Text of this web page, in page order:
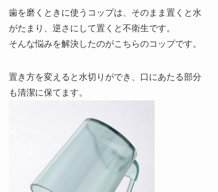
歯を磨くときに使うコップは、そのまま置くと水
がたまり、逆さにして置くと不衛生です。
そんな悩みを解決したのがこちらのコップです。
置き方を変えると水切りができ、口にあたる部分
も清潔に保てます。